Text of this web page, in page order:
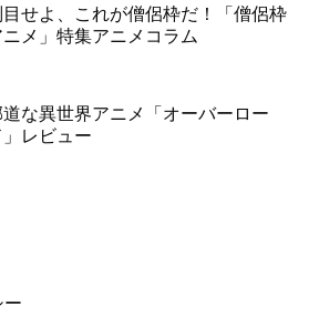
目せよ、これが僧侶枠だ！「僧侶枠
ニメ」特集アニメコラム
道な異世界アニメ「オーバーロー
」レビュー
ー